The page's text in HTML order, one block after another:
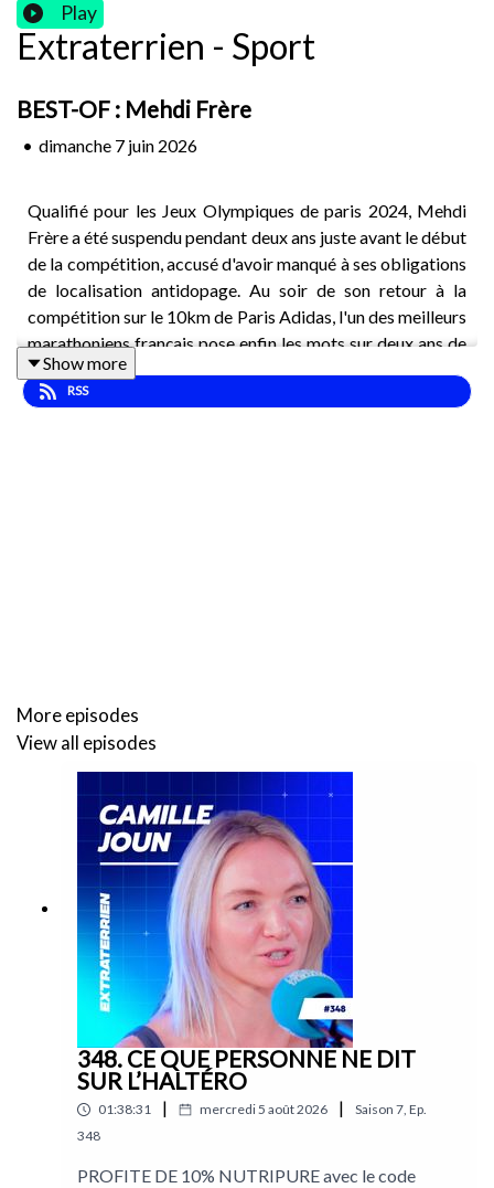
Play
Extraterrien - Sport
BEST-OF : Mehdi Frère
• dimanche 7 juin 2026
Qualifié pour les Jeux Olympiques de paris 2024, Mehdi
Frère a été suspendu pendant deux ans juste avant le début
de la compétition, accusé d'avoir manqué à ses obligations
de localisation antidopage. Au soir de son retour à la
compétition sur le 10km de Paris Adidas, l'un des meilleurs
marathoniens français pose enfin les mots sur deux ans de
silence, d'isolement et de reconstruction.
Show more
RSS
More episodes
View all episodes
348. CE QUE PERSONNE NE DIT
SUR L’HALTÉRO
01:38:31 | mercredi 5 août 2026 | Saison 7, Ep.
348
PROFITE DE 10% NUTRIPURE avec le code